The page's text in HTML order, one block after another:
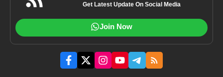
Get Latest Update On Social Media
Join Now